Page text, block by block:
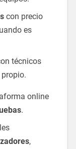
con precio
es
técnicos
online
.
,